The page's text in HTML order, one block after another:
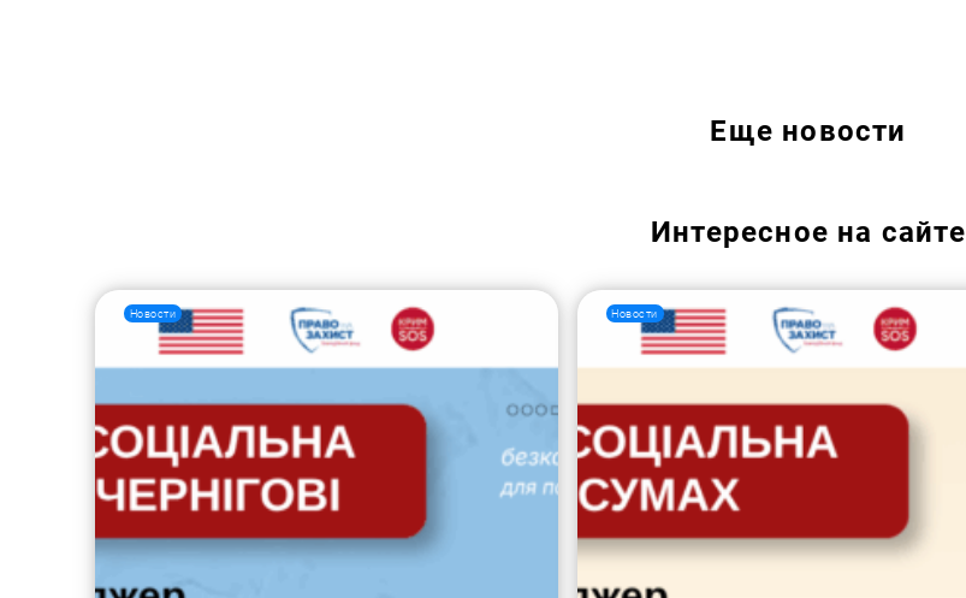
Еще новости
Интересное на сайте
Новости Новости